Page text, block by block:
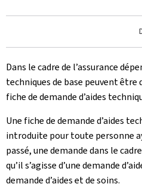
Dans le cadre de l’assurance
techniques de base peuvent être
fiche de demande d’aides
Une fiche de demande d’aides
introduite pour toute personne
passé, une demande dans le
qu’il s’agisse d’une demande
demande d’aides et de soins.